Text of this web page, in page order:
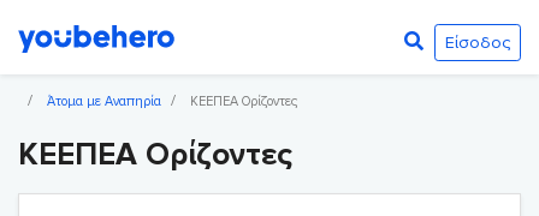
Είσοδος
Άτομα με Αναπηρία ΚΕΕΠΕΑ Ορίζοντες
ΚΕΕΠΕΑ Ορίζοντες